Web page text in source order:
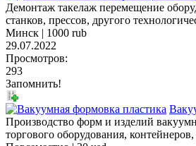
Демонтаж такелаж перемещение
станков, прессов, другого
Минск | 1000 rub
29.07.2022
Просмотров:
293
Запомнить!
Производство форм и изделий
торгового оборудования, контейнеров,